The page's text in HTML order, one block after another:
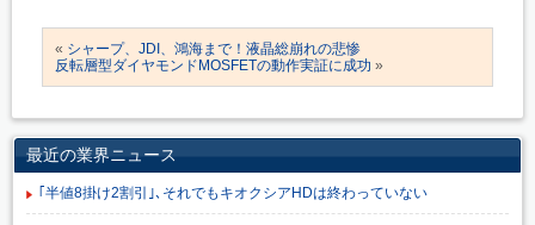
« シャープ、JDI、鴻海まで！液晶総崩れの悲惨
反転層型ダイヤモンドMOSFETの動作実証に成功 »
最近の業界ニュース
｢半値8掛け2割引｣､それでもキオクシアHDは終わっていない